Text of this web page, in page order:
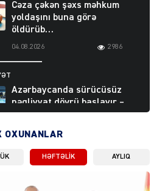
Cəza çəkən şəxs məhkum
yoldaşını buna görə
öldürüb…
04.08.2026 2986
Azərbaycanda sürücüsüz
nəqliyyat dövrü başlayır –
BELƏ işləyəcək
04.08.2026
layihəsi ilə bağlı AÇIQLAMA
OXUNANLAR
HƏFTƏLIK AYLIQ